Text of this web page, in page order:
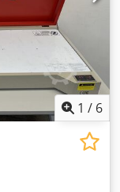
1 / 6